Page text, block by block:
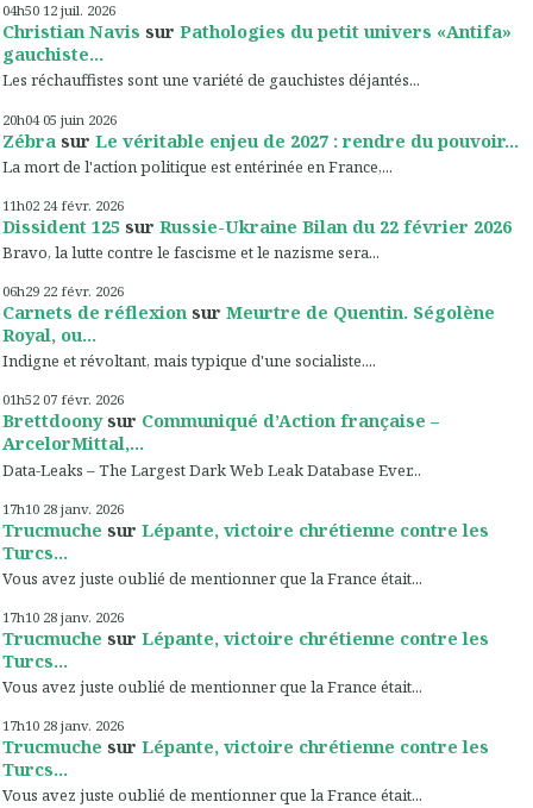
04h50 12 juil. 2026
Christian Navis sur Pathologies du petit univers «Antifa»
gauchiste...
Les réchauffistes sont une variété de gauchistes déjantés...
20h04 05 juin 2026
Zébra sur Le véritable enjeu de 2027 : rendre du pouvoir...
La mort de l'action politique est entérinée en France,...
11h02 24 févr. 2026
Dissident 125 sur Russie-Ukraine Bilan du 22 février 2026
Bravo, la lutte contre le fascisme et le nazisme sera...
06h29 22 févr. 2026
Carnets de réflexion sur Meurtre de Quentin. Ségolène
Royal, ou...
Indigne et révoltant, mais typique d'une socialiste....
01h52 07 févr. 2026
Brettdoonysur Communiqué d’Action française –
ArcelorMittal,...
Data-Leaks – The Largest Dark Web Leak Database Ever...
17h10 28 janv. 2026
Trucmuche sur Lépante, victoire chrétienne contre les
Turcs...
Vous avez juste oublié de mentionner que la France était...
17h10 28 janv. 2026
Trucmuche sur Lépante, victoire chrétienne contre les
Turcs...
Vous avez juste oublié de mentionner que la France était...
17h10 28 janv. 2026
Trucmuche sur Lépante, victoire chrétienne contre les
Turcs...
Vous avez juste oublié de mentionner que la France était...